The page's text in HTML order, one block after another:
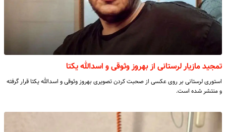
تمجید مازیار لرستانی از بهروز وثوقی و اسدالله یکتا
استوری لرستانی بر روی عکسی از صحبت کردن تصویری بهروز وثوقی و اسدالله یکتا قرار گرفته
و منتشر شده است.